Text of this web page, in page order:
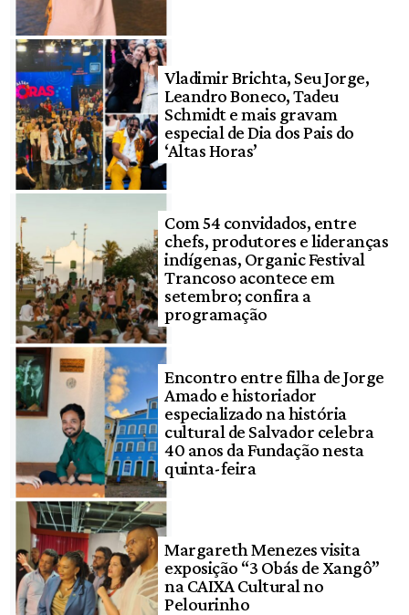
Vladimir Brichta, Seu Jorge,
Leandro Boneco, Tadeu
Schmidt e mais gravam
especial de Dia dos Pais do
‘Altas Horas’
Com 54 convidados, entre
chefs, produtores e lideranças
indígenas, Organic Festival
Trancoso acontece em
setembro; confira a
programação
Encontro entre filha de Jorge
Amado e historiador
especializado na história
cultural de Salvador celebra
40 anos da Fundação nesta
quinta-feira
Margareth Menezes visita
exposição “3 Obás de Xangô”
na CAIXA Cultural no
Pelourinho